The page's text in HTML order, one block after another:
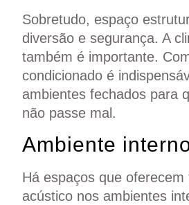
Sobretudo, espaço
diversão e segurança. A
também é importante.
condicionado é
ambientes fechados para
não passe mal.
Ambiente
Há espaços que
acústico nos ambientes